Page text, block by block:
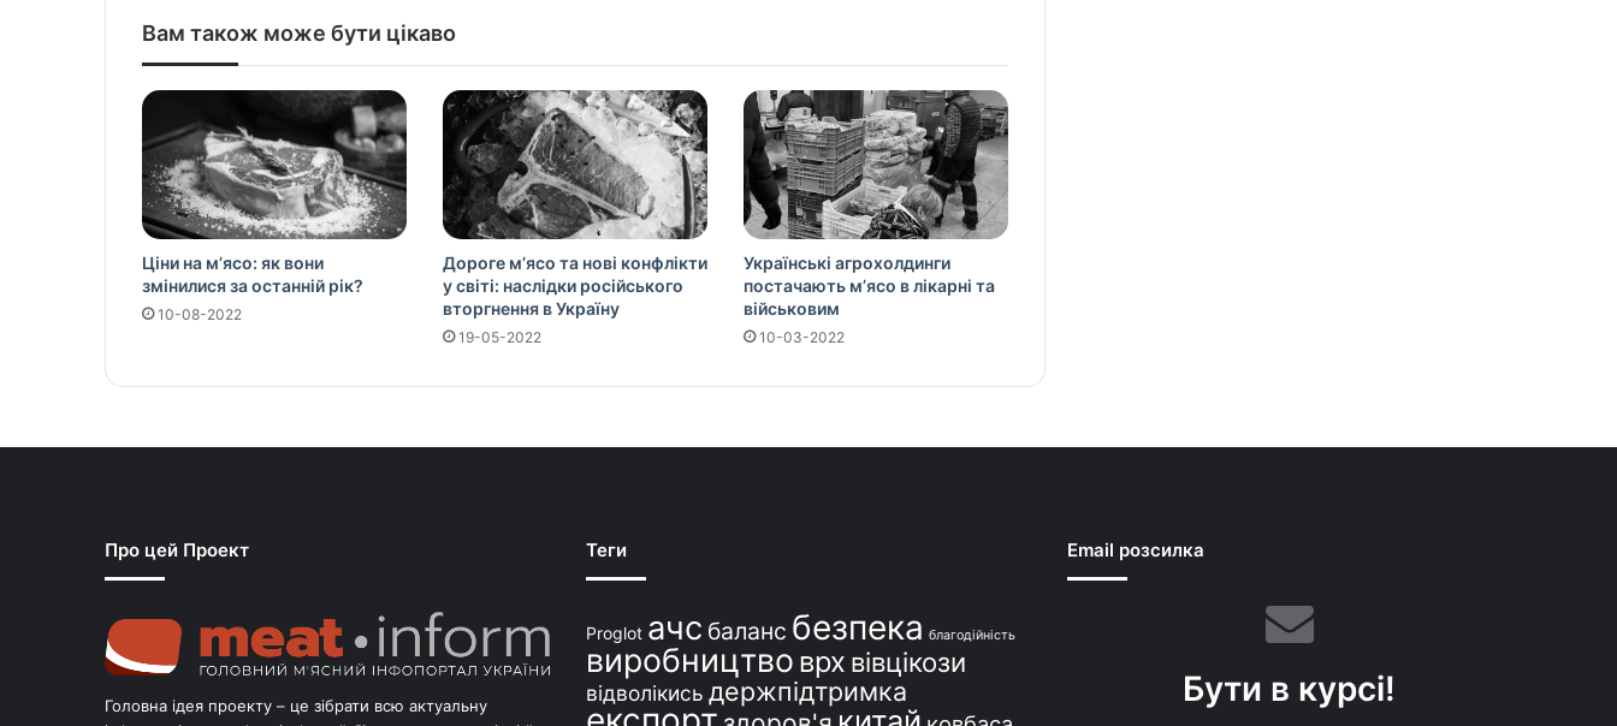
Вам також може бути цікаво
Ціни на м’ясо: як вони
змінилися за останній рік?
10-08-2022
Дороге м’ясо та нові конфлікти
у світі: наслідки російського
вторгнення в Україну
19-05-2022
Українські агрохолдинги
постачають м’ясо в лікарні та
військовим
10-03-2022
Про цей Проект
Головна ідея проекту – це зібрати всю актуальну
Теги
Proglot ачс баланс безпека благодійність
виробництво врх вівцікози
відволікись держпідтримка
Email розсилка
Бути в курсі!